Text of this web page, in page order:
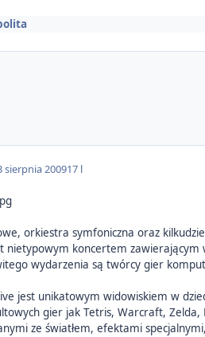
sierpnia 200917 l
orkiestra symfoniczna oraz
nietypowym koncertem zawierającym
wydarzenia są twórcy gier
jest unikatowym widowiskiem w
gier jak Tetris, Warcraft,
ze światłem, efektami